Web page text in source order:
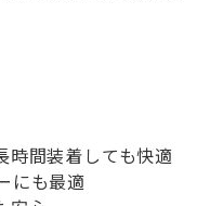
間装着しても快適
にも最適